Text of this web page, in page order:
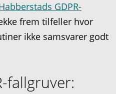
GDPR-
frem tilfeller hvor
ikke samsvarer godt
fallgruver: